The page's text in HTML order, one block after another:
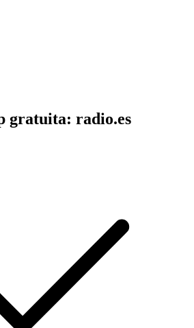
gratuita: radio.es